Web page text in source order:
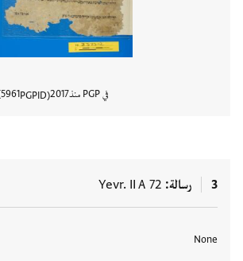
في PGP منذ 2017
PGPID
5961
3 رسالة Yevr. II A 72
None